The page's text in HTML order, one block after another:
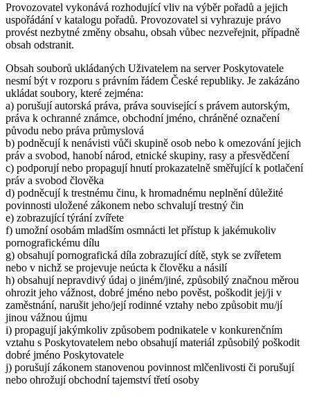
Provozovatel vykonává rozhodující vliv na výběr pořadů a jejich
uspořádání v katalogu pořadů. Provozovatel si vyhrazuje právo
provést nezbytné změny obsahu, obsah vůbec nezveřejnit, případně
obsah odstranit.
Obsah souborů ukládaných Uživatelem na server Poskytovatele
nesmí být v rozporu s právním řádem České republiky. Je zakázáno
ukládat soubory, které zejména:
a) porušují autorská práva, práva související s právem autorským,
práva k ochranné známce, obchodní jméno, chráněné označení
původu nebo práva průmyslová
b) podněcují k nenávisti vůči skupině osob nebo k omezování jejich
práv a svobod, hanobí národ, etnické skupiny, rasy a přesvědčení
c) podporují nebo propagují hnutí prokazatelně směřující k potlačení
práv a svobod člověka
d) podněcují k trestnému činu, k hromadnému neplnění důležité
povinnosti uložené zákonem nebo schvalují trestný čin
e) zobrazující týrání zvířete
f) umožní osobám mladším osmnácti let přístup k jakémukoliv
pornografickému dílu
g) obsahují pornografická díla zobrazující dítě, styk se zvířetem
nebo v nichž se projevuje neúcta k člověku a násilí
h) obsahují nepravdivý údaj o jiném/jiné, způsobilý značnou měrou
ohrozit jeho vážnost, dobré jméno nebo pověst, poškodit jej/ji v
zaměstnání, narušit jeho/její rodinné vztahy nebo způsobit mu/jí
jinou vážnou újmu
i) propagují jakýmkoliv způsobem podnikatele v konkurenčním
vztahu s Poskytovatelem nebo obsahují materiál způsobilý poškodit
dobré jméno Poskytovatele
j) porušují zákonem stanovenou povinnost mlčenlivosti či porušují
nebo ohrožují obchodní tajemství třetí osoby